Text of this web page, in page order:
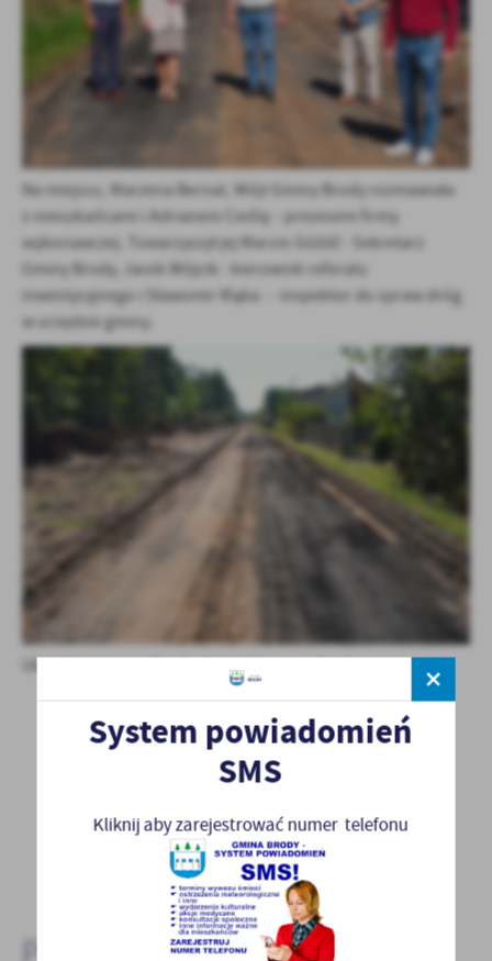
treści w postaci wiadomości, ofert, komunikatów mediów
społecznościowych.
Na miejscu, Marzena Bernat, Wójt Gminy Brody rozmawiała
z mieszkańcami i Adrianem Cieślą – prezesem firmy
wykonawczej. Towarzyszył jej Marcin Góźdź - Sekretarz
Gminy Brody, Jacek Wójcik - kierownik referatu
inwestycyjnego i Sławomir Mąka - - inspektor do spraw dróg
w urzędzie gminy.
Ulica Akacjowa w Brodach w trakcie przebudowy.
POWRÓT
POPRZEDNI NASTĘPNY
System powiadomień
SMS
Kliknij aby zarejestrować numer telefonu